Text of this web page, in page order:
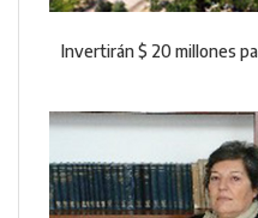
Invertirán $ 20 millones